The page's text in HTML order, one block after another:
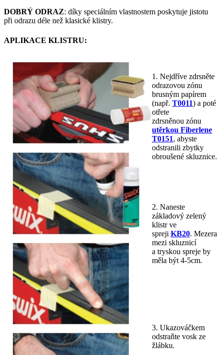
DOBRÝ ODRAZ: díky speciálním vlastnostem poskytuje jistotu
při odrazu déle než klasické klistry.
APLIKACE KLISTRU:
1. Nejdříve zdrsněte
odrazovou zónu
brusným papírem
(např. T0011) a poté
otřete
zdrsněnou zónu
utěrkou Fiberlene
T0151, abyste
odstranili zbytky
obroušené skluznice.
2. Naneste
základový zelený
klistr ve
spreji KB20. Mezera
mezi skluznicí
a tryskou spreje by
měla být 4-5cm.
3. Ukazováčkem
odstraňte vosk ze
žlábku.